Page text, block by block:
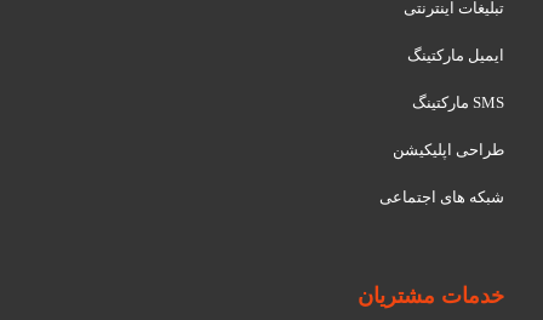
تبلیغات اینترنتی
ایمیل مارکتینگ
SMS مارکتینگ
طراحی اپلیکیشن
شبکه های اجتماعی
خدمات مشتریان